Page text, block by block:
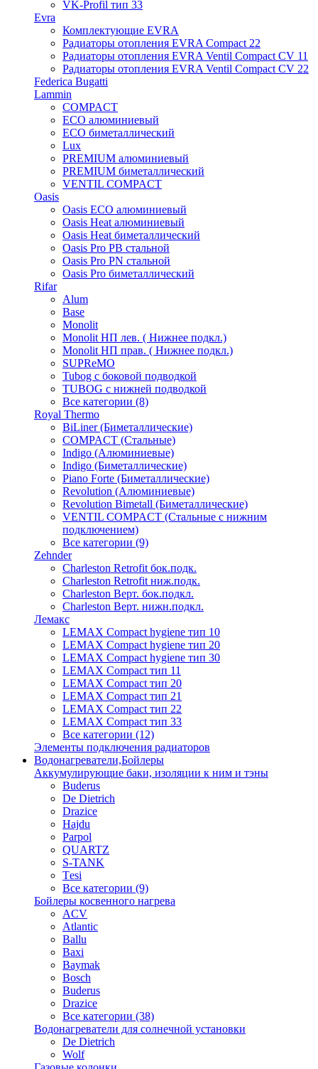
VK-Profil тип 33
Evra
Комплектующие EVRA
Радиаторы отопления EVRA Compact 22
Радиаторы отопления EVRA Ventil Compact CV 11
Радиаторы отопления EVRA Ventil Compact CV 22
Federica Bugatti
Lammin
COMPACT
ECO алюминиевый
ECO биметаллический
Lux
PREMIUM алюминиевый
PREMIUM биметаллический
VENTIL COMPACT
Oasis
Oasis ECO алюминиевый
Oasis Heat алюминиевый
Oasis Heat биметаллический
Oasis Pro PB стальной
Oasis Pro PN стальной
Oasis Pro биметаллический
Rifar
Alum
Base
Monolit
Monolit НП лев. ( Нижнее подкл.)
Monolit НП прав. ( Нижнее подкл.)
SUPReMO
Tubog с боковой подводкой
TUBOG с нижней подводкой
Все категории (8)
Royal Thermo
BiLiner (Биметаллические)
COMPACT (Стальные)
Indigo (Алюминиевые)
Indigo (Биметаллические)
Piano Forte (Биметаллические)
Revolution (Алюминиевые)
Revolution Bimetall (Биметаллические)
VENTIL COMPACT (Стальные с нижним
подключением)
Все категории (9)
Zehnder
Charleston Retrofit бок.подк.
Charleston Retrofit ниж.подк.
Charleston Верт. бок.подкл.
Charleston Верт. нижн.подкл.
Лемакс
LEMAX Compact hygiene тип 10
LEMAX Compact hygiene тип 20
LEMAX Compact hygiene тип 30
LEMAX Compact тип 11
LEMAX Compact тип 20
LEMAX Compact тип 21
LEMAX Compact тип 22
LEMAX Compact тип 33
Все категории (12)
Элементы подключения радиаторов
Водонагреватели,Бойлеры
Аккумулирующие баки, изоляции к ним и тэны
Buderus
De Dietrich
Drazice
Hajdu
Parpol
QUARTZ
S-TANK
Tеsi
Все категории (9)
Бойлеры косвенного нагрева
ACV
Atlantic
Ballu
Baxi
Baymak
Bosch
Buderus
Drazice
Все категории (38)
Водонагреватели для солнечной установки
De Dietrich
Wolf